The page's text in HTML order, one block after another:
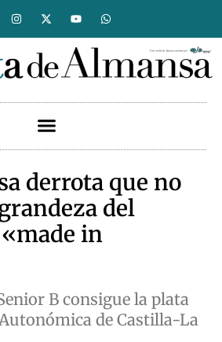
derrota que no
del
in
B consigue la plata
de Castilla-La